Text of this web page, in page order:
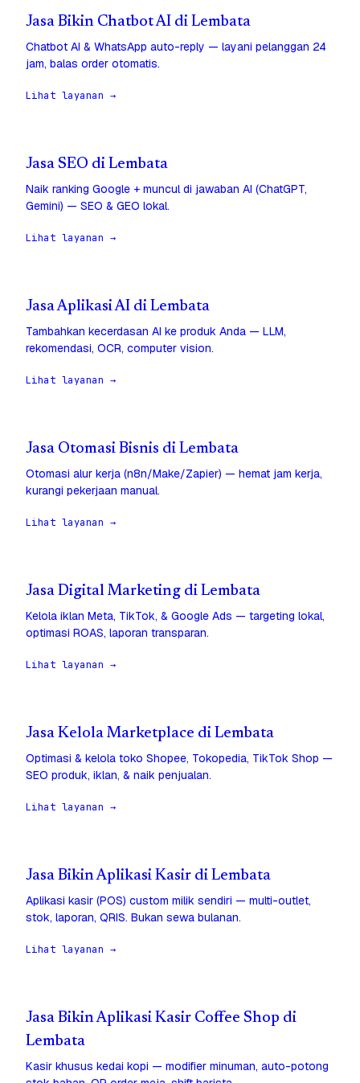
Jasa Bikin Chatbot AI di Lembata
Chatbot AI & WhatsApp auto-reply — layani pelanggan 24
jam, balas order otomatis.
Lihat layanan →
Jasa SEO di Lembata
Naik ranking Google + muncul di jawaban AI (ChatGPT,
Gemini) — SEO & GEO lokal.
Lihat layanan →
Jasa Aplikasi AI di Lembata
Tambahkan kecerdasan AI ke produk Anda — LLM,
rekomendasi, OCR, computer vision.
Lihat layanan →
Jasa Otomasi Bisnis di Lembata
Otomasi alur kerja (n8n/Make/Zapier) — hemat jam kerja,
kurangi pekerjaan manual.
Lihat layanan →
Jasa Digital Marketing di Lembata
Kelola iklan Meta, TikTok, & Google Ads — targeting lokal,
optimasi ROAS, laporan transparan.
Lihat layanan →
Jasa Kelola Marketplace di Lembata
Optimasi & kelola toko Shopee, Tokopedia, TikTok Shop —
SEO produk, iklan, & naik penjualan.
Lihat layanan →
Jasa Bikin Aplikasi Kasir di Lembata
Aplikasi kasir (POS) custom milik sendiri — multi-outlet,
stok, laporan, QRIS. Bukan sewa bulanan.
Lihat layanan →
Jasa Bikin Aplikasi Kasir Coffee Shop di
Lembata
Kasir khusus kedai kopi — modifier minuman, auto-potong